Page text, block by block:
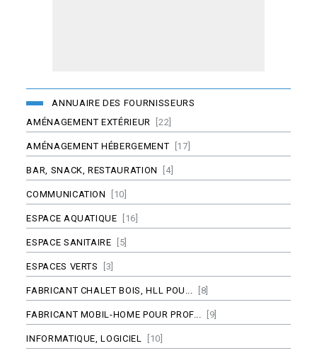
ANNUAIRE DES FOURNISSEURS
AMÉNAGEMENT EXTÉRIEUR [22]
AMÉNAGEMENT HÉBERGEMENT [17]
BAR, SNACK, RESTAURATION [4]
COMMUNICATION [10]
ESPACE AQUATIQUE [16]
ESPACE SANITAIRE [5]
ESPACES VERTS [3]
FABRICANT CHALET BOIS, HLL POU... [8]
FABRICANT MOBIL-HOME POUR PROF... [9]
INFORMATIQUE, LOGICIEL [10]